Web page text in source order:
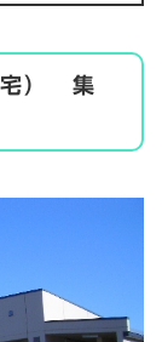
宅） 集